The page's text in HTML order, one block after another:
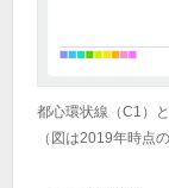
都心環状線（C1）
（図は2019年時点の